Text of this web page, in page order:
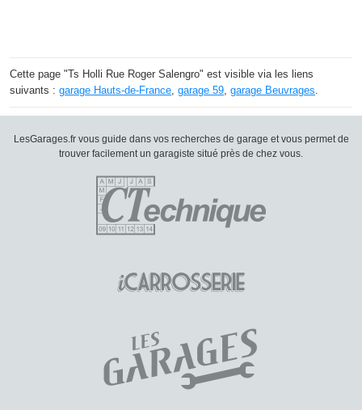
Cette page "Ts Holli Rue Roger Salengro" est visible via les liens
suivants : garage Hauts-de-France, garage 59, garage Beuvrages.
LesGarages.fr vous guide dans vos recherches de garage et vous permet de
trouver facilement un garagiste situé près de chez vous.